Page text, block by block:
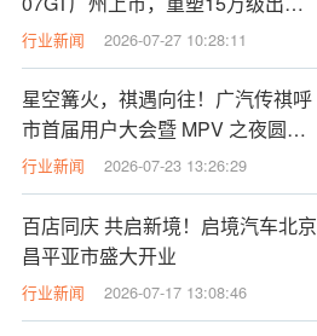
性价比标杆
行业新闻 2026-07-27 10:28:11
星空篝火，祺遇向往！广汽传祺呼
市首届用户大会暨 MPV 之夜圆满
落幕
行业新闻 2026-07-23 13:26:29
百店同庆 共启新境！启境汽车北京
昌平亚市盛大开业
行业新闻 2026-07-17 13:08:46